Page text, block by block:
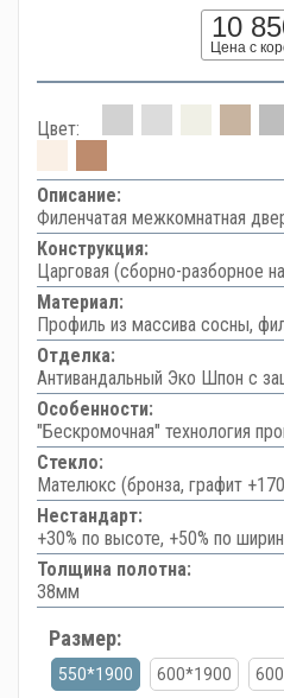
10
Цена с
Цвет:
Описание:
Филенчатая межкомнатная
Конструкция:
Царговая (сборно-разборное
Материал:
Профиль из массива сосны,
Отделка:
Антивандальный Эко Шпон с
Особенности:
"Бескромочная" технология
Стекло:
Мателюкс (бронза, графит
Нестандарт:
+30% по высоте, +50% по
Толщина полотна:
38мм
Размер:
550*1900 600*1900